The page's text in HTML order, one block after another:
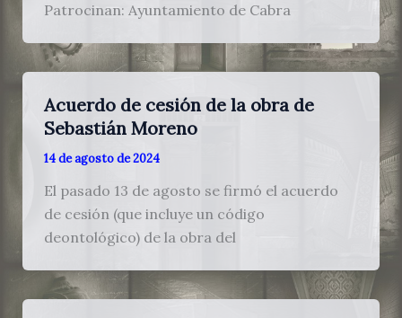
Patrocinan: Ayuntamiento de Cabra
Acuerdo de cesión de la obra de
Sebastián Moreno
14 de agosto de 2024
El pasado 13 de agosto se firmó el acuerdo
de cesión (que incluye un código
deontológico) de la obra del